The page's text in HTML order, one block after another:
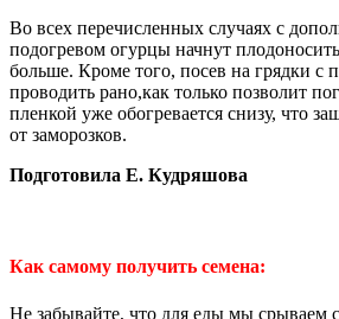
Во всех перечисленных случаях с
подогревом огурцы начнут
больше. Кроме того, посев на грядки с
проводить рано,как только позволит
пленкой уже обогревается снизу, что
от заморозков.
Подготовила Е. Кудряшова
Как самому получить семена:
Не забывайте, что для еды мы срываем